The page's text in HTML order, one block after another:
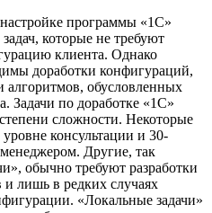
программы «1С»
которые не требуют
клиента. Однако
доработки конфигураций,
алгоритмов, обусловленных
Задачи по доработке «1С»
сложности. Некоторые
консультации и 30-
Другие, так
обычно требуют разработки
лишь в редких случаях
«Локальные задачи»